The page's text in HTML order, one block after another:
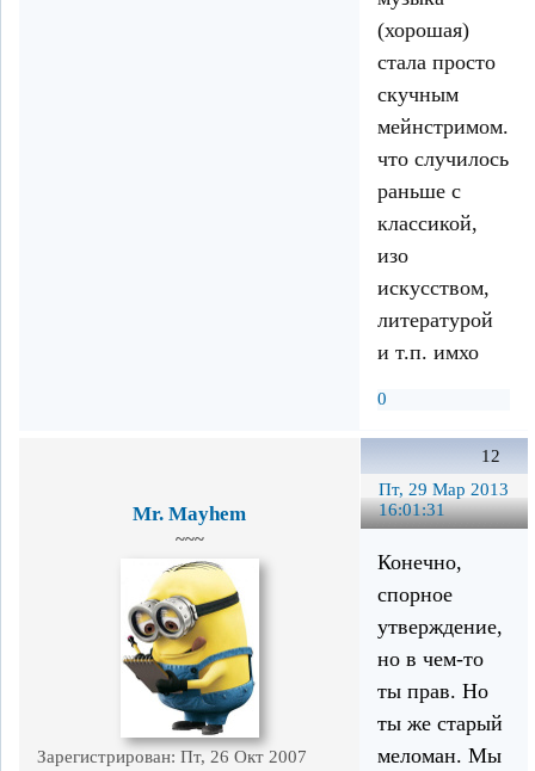
(хорошая)
стала просто
скучным
мейнстримом.
что случилось
раньше с
классикой,
изо
искусством,
литературой
и т.п. имхо
0
12
Пт, 29 Мар 2013
16:01:31
Mr. Mayhem
~~~
Зарегистрирован: Пт, 26 Окт 2007
Конечно,
спорное
утверждение,
но в чем-то
ты прав. Но
ты же старый
меломан. Мы